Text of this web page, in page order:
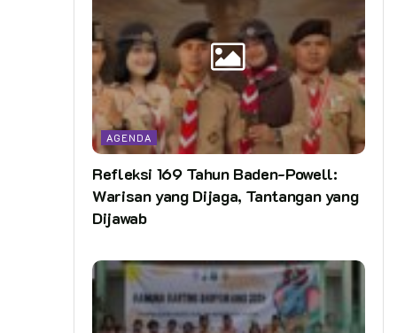
AGENDA
Refleksi 169 Tahun Baden-Powell:
Warisan yang Dijaga, Tantangan yang
Dijawab